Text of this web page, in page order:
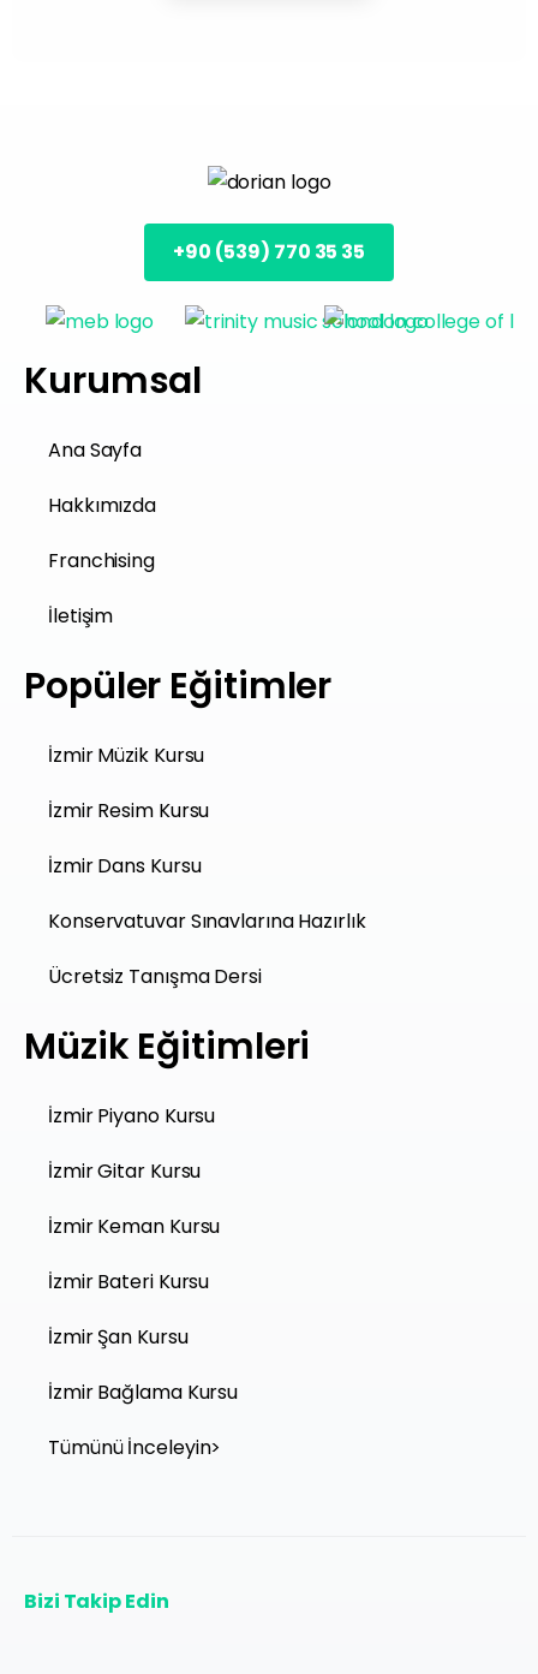
+90 (539) 770 35 35
Kurumsal
Ana Sayfa
Hakkımızda
Franchising
İletişim
Popüler Eğitimler
İzmir Müzik Kursu
İzmir Resim Kursu
İzmir Dans Kursu
Konservatuvar Sınavlarına Hazırlık
Ücretsiz Tanışma Dersi
Müzik Eğitimleri
İzmir Piyano Kursu
İzmir Gitar Kursu
İzmir Keman Kursu
İzmir Bateri Kursu
İzmir Şan Kursu
İzmir Bağlama Kursu
Tümünü İnceleyin>
Bizi Takip Edin